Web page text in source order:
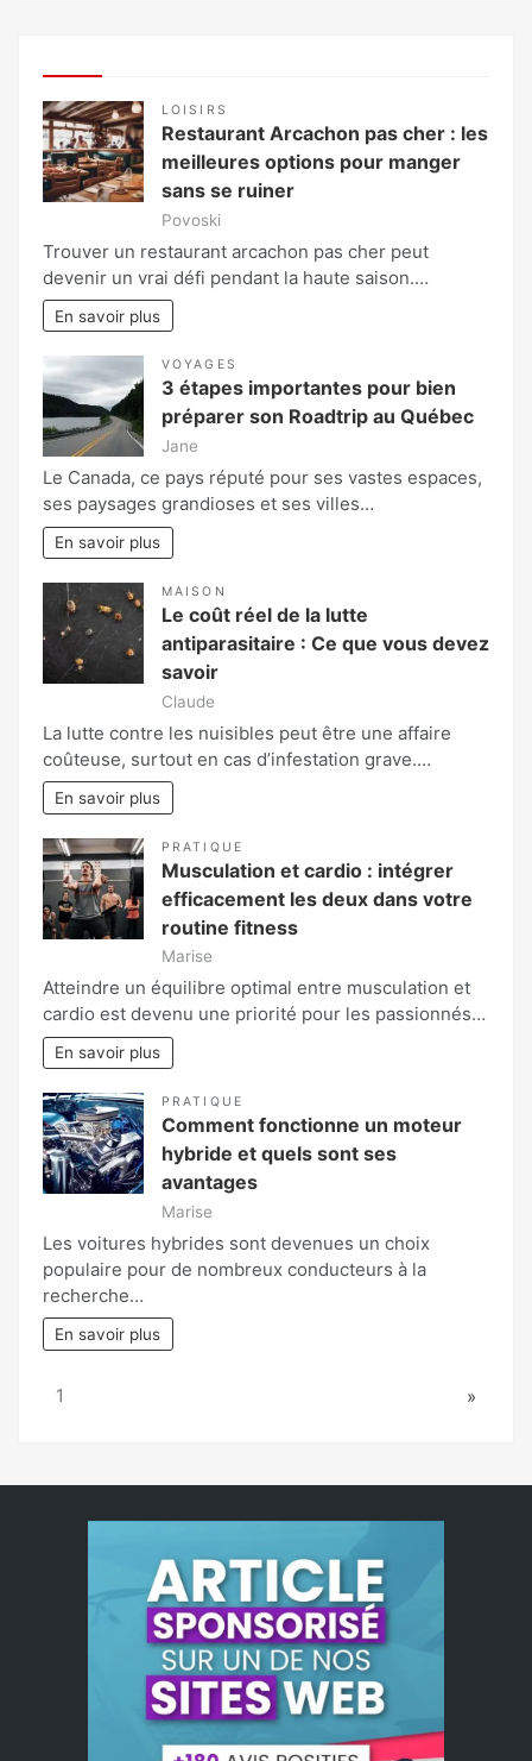
LOISIRS
Restaurant Arcachon pas cher : les
meilleures options pour manger
sans se ruiner
Povoski
Trouver un restaurant arcachon pas cher peut
devenir un vrai défi pendant la haute saison.…
En savoir plus
VOYAGES
3 étapes importantes pour bien
préparer son Roadtrip au Québec
Jane
Le Canada, ce pays réputé pour ses vastes espaces,
ses paysages grandioses et ses villes…
En savoir plus
MAISON
Le coût réel de la lutte
antiparasitaire : Ce que vous devez
savoir
Claude
La lutte contre les nuisibles peut être une affaire
coûteuse, surtout en cas d’infestation grave.…
En savoir plus
PRATIQUE
Musculation et cardio : intégrer
efficacement les deux dans votre
routine fitness
Marise
Atteindre un équilibre optimal entre musculation et
cardio est devenu une priorité pour les passionnés…
En savoir plus
PRATIQUE
Comment fonctionne un moteur
hybride et quels sont ses
avantages
Marise
Les voitures hybrides sont devenues un choix
populaire pour de nombreux conducteurs à la
recherche…
En savoir plus
Page:
1 Next
»